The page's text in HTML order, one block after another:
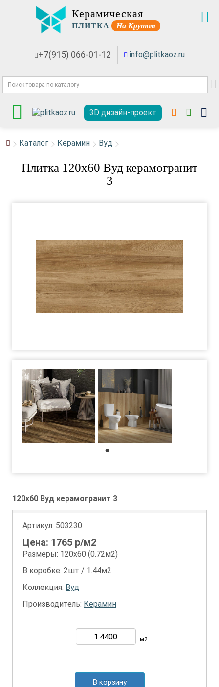
Керамическая
ПЛИТКА На Крутом
+7(915) 066-01-12 info@plitkaoz.ru
3D дизайн-проект
Каталог Керамин Вуд
Плитка 120x60 Вуд керамогранит
3
120x60 Вуд керамогранит 3
Артикул: 503230
Цена: 1765 р/м2
Размеры: 120х60 (0.72м2)
В коробке: 2шт / 1.44м2
Коллекция: Вуд
Производитель: Керамин
м2
В корзину